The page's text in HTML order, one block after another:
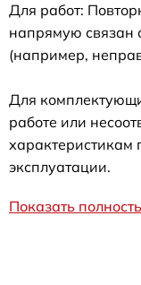
Для работ:
напрямую связан
(например,
Для
работе или
характеристикам
эксплуатации.
Показать